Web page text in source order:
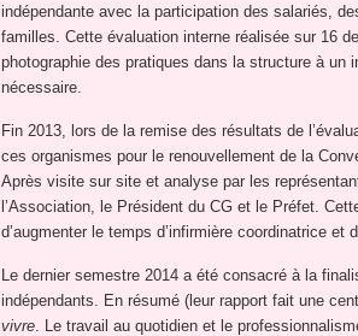
indépendante avec la participation des salariés,
familles. Cette évaluation interne réalisée sur 16
photographie des pratiques dans la structure à
nécessaire.
Fin 2013, lors de la remise des résultats de
ces organismes pour le renouvellement de la
Après visite sur site et analyse par les
l’Association, le Président du CG et le Préfet.
d’augmenter le temps d’infirmière coordinatrice et
Le dernier semestre 2014 a été consacré à la
indépendants. En résumé (leur rapport fait une
vivre. Le travail au quotidien et le